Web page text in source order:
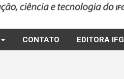
CONTATO EDITORA IFG